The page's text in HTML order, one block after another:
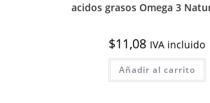
acidos grasos Omega 3
$11,08 IVA incluido
Añadir al carrito